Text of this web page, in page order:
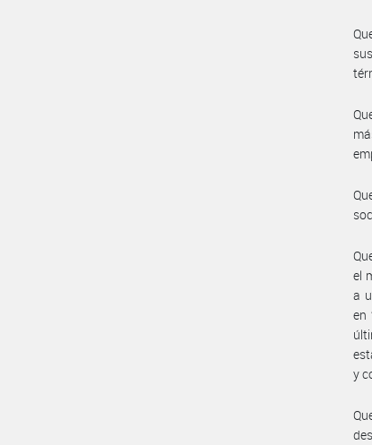
el
a
en
y